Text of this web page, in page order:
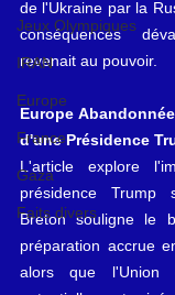
Jeux Olympiques
IRAN
Europe
France
Gaza
Faits divers
de l'Ukraine par la
conséquences
revenait au pouvoir.
Europe
d'une Présidence
L'article explore
présidence Trump
Breton souligne le
préparation accrue
alors que l'Union